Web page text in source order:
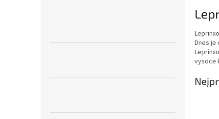
Dnes je
vysoce